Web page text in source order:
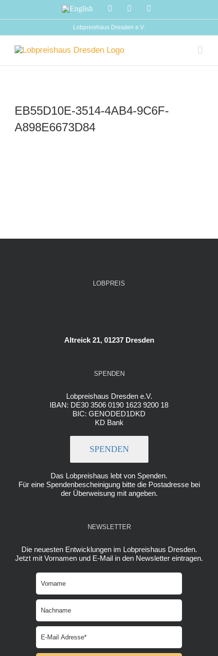
English FacebookInstagram
Lobpreishaus Dresden e.V.
EB55D10E-3514-4AB4-9C6F-
A898E6673D84
LOBPREIS
Altreick 21, 01237 Dresden
SPENDEN
Lobpreishaus Dresden e.V.
IBAN: DE30 3506 0190 1623 9200 18
BIC: GENODED1DKD
KD Bank
SPENDEN
Das Lobpreishaus lebt von Spenden.
Für eine Spendenbescheinigung bitte die Postadresse bei
der Überweisung mit angeben.
NEWSLETTER
Die neuesten Entwicklungen im Lobpreishaus Dresden.
Jetzt mit Vornamen und E-Mail in den Newsletter eintragen.